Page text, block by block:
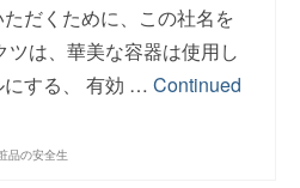
だくために、この社名を
は、華美な容器は使用し
にする、 有効 … Continued
品の安全生